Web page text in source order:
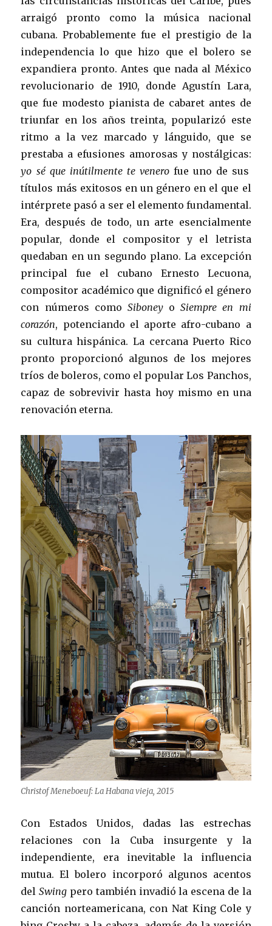
arraigó pronto como la música nacional
cubana. Probablemente fue el prestigio de la
independencia lo que hizo que el bolero se
expandiera pronto. Antes que nada al México
revolucionario de 1910, donde Agustín Lara,
que fue modesto pianista de cabaret antes de
triunfar en los años treinta, popularizó este
ritmo a la vez marcado y lánguido, que se
prestaba a efusiones amorosas y nostálgicas:
yo sé que inútilmente te venerofue uno de sus
títulos más exitosos en un género en el que el
intérprete pasó a ser el elemento fundamental.
Era, después de todo, un arte esencialmente
popular, donde el compositor y el letrista
quedaban en un segundo plano. La excepción
principal fue el cubano Ernesto Lecuona,
compositor académico que dignificó el género
con números como Siboney oSiempre en mi
corazón, potenciando el aporte afro-cubano a
su cultura hispánica. La cercana Puerto Rico
pronto proporcionó algunos de los mejores
tríos de boleros, como el popular Los Panchos,
capaz de sobrevivir hasta hoy mismo en una
renovación eterna.
Christof Meneboeuf: La Habana vieja, 2015
Con Estados Unidos, dadas las estrechas
relaciones con la Cuba insurgente y la
independiente, era inevitable la influencia
mutua. El bolero incorporó algunos acentos
del Swing pero también invadió la escena de la
canción norteamericana, con Nat King Cole y